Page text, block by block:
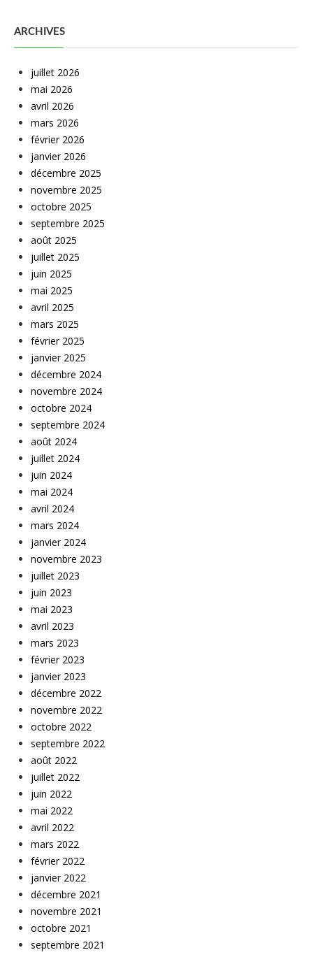
ARCHIVES
juillet 2026
mai 2026
avril 2026
mars 2026
février 2026
janvier 2026
décembre 2025
novembre 2025
octobre 2025
septembre 2025
août 2025
juillet 2025
juin 2025
mai 2025
avril 2025
mars 2025
février 2025
janvier 2025
décembre 2024
novembre 2024
octobre 2024
septembre 2024
août 2024
juillet 2024
juin 2024
mai 2024
avril 2024
mars 2024
janvier 2024
novembre 2023
juillet 2023
juin 2023
mai 2023
avril 2023
mars 2023
février 2023
janvier 2023
décembre 2022
novembre 2022
octobre 2022
septembre 2022
août 2022
juillet 2022
juin 2022
mai 2022
avril 2022
mars 2022
février 2022
janvier 2022
décembre 2021
novembre 2021
octobre 2021
septembre 2021